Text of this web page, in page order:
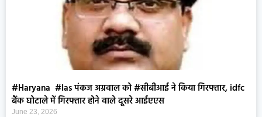
#Haryana #Ias पंकज अग्रवाल को #सीबीआई ने किया गिरफ्तार, idfc
बैंक घोटाले में गिरफ्तार होने वाले दूसरे आईएएस
June 23, 2026